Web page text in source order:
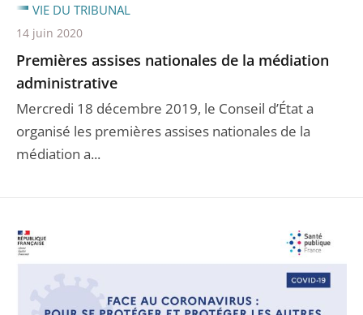
Premières assises nationales de la médiation
administrative
Mercredi 18 décembre 2019, le Conseil d’État a
organisé les premières assises nationales de la
médiation a...
VIE DU TRIBUNAL
14 juin 2020